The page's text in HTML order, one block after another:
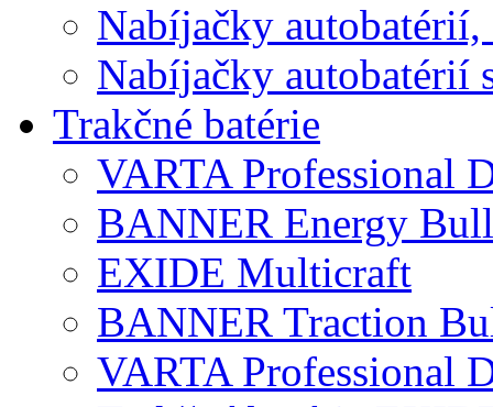
Nabíjačky
Nabíjačky autobatérií
Trakčné batérie
VARTA Professional
BANNER Energy Bull
EXIDE Multicraft
BANNER Traction
VARTA Professional